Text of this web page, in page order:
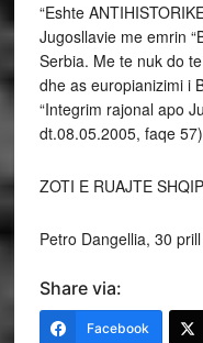
“Eshte
Jugosllavie me emrin
Serbia. Me te nuk do
dhe as europianizimi i
“Integrim rajonal apo
dt.08.05.2005, faqe
ZOTI E RUAJTE
Petro Dangellia, 30
Share via:
Facebook